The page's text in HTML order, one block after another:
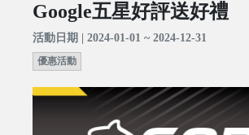
Google五星好評送好禮
活動日期 | 2024-01-01 ~ 2024-12-31
優惠活動